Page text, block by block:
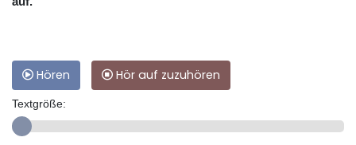
Hören Hör auf zuzuhören
Textgröße: